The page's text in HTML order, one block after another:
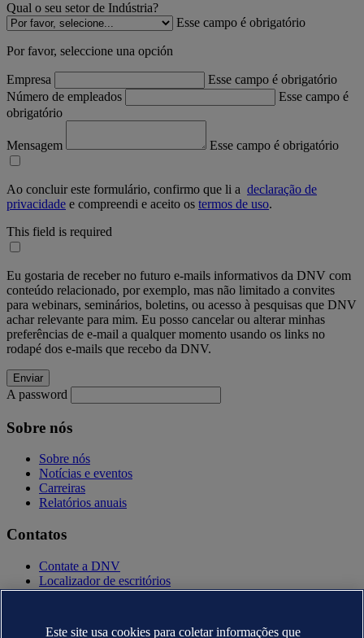
Qual o seu setor de Indústria?
Esse campo é obrigatório
Por favor, seleccione una opción
Empresa
Esse campo é obrigatório
Número de empleados
Esse campo é
obrigatório
Mensagem Esse campo é obrigatório
Ao concluir este formulário, confirmo que li a declaração de
privacidade e compreendi e aceito os termos de uso.
This field is required
Eu gostaria de receber no futuro e-mails informativos da DNV com
conteúdo relacionado, por exemplo, mas não limitado a convites
para webinars, seminários, boletins, ou acesso à pesquisas que DNV
achar relevante para mim. Eu posso cancelar ou alterar minhas
preferências de e-mail a qualquer momento usando os links no
rodapé dos e-mails que recebo da DNV.
A password
Sobre nós
Sobre nós
Notícias e eventos
Carreiras
Relatórios anuais
Contatos
Contate a DNV
Localizador de escritórios
Contatos para imprensa
Este site usa cookies para coletar informações que